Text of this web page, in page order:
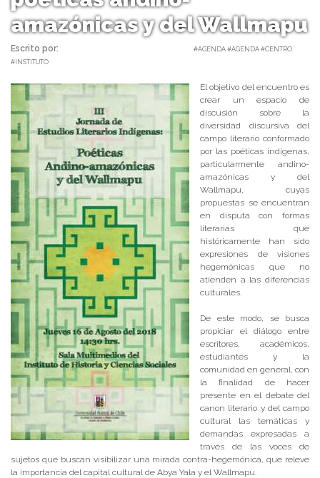
amazónicas y del Wallmapu
Escrito por:
#AGENDA #AGENDA #CENTRO
#INSTITUTO
El objetivo del encuentro es
crear un espacio de
discusión sobre la
diversidad discursiva del
campo literario conformado
por las poéticas indígenas,
particularmente andino-
amazónicas y del
Wallmapu, cuyas
propuestas se encuentran
en disputa con formas
literarias que
históricamente han sido
expresiones de visiones
hegemónicas que no
atienden a las diferencias
culturales.
De este modo, se busca
propiciar el diálogo entre
escritores, académicos,
estudiantes y la
comunidad en general, con
la finalidad de hacer
presente en el debate del
canon literario y del campo
cultural las temáticas y
demandas expresadas a
través de las voces de
sujetos que buscan visibilizar una mirada contra-hegemónica, que releve
la importancia del capital cultural de Abya Yala y el Wallmapu.